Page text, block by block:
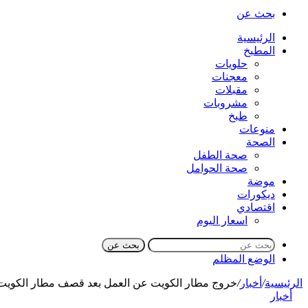
بحث عن
الرئيسية
المطبخ
حلويات
معجنات
مقبلات
مشروبات
طبخ
منوعات
الصحة
صحة الطفل
صحة الحوامل
موضة
ديكورات
اقتصادي
اسعار اليوم
بحث عن
الوضع المظلم
الرئيسية/ أخبار/خروج مطار الكويت عن العمل بعد قصف مطار الكويت
أخبار